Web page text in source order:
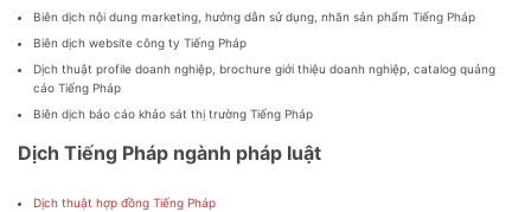
Biên dịch nội dung marketing, hướng dẫn sử dụng, nhãn sản phẩm Tiếng Pháp
Biên dịch website công ty Tiếng Pháp
Dịch thuật profile doanh nghiệp, brochure giới thiệu doanh nghiệp, catalog quảng
cáo Tiếng Pháp
Biên dịch báo cáo khảo sát thị trường Tiếng Pháp
Dịch Tiếng Pháp ngành pháp luật
Dịch thuật hợp đồng Tiếng Pháp